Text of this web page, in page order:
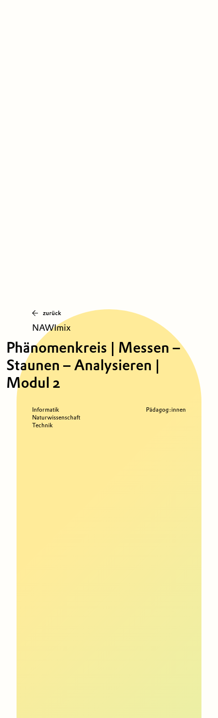
zurück
NAWImix
Phänomenkreis | Messen –
Staunen – Analysieren |
Modul 2
Informatik
Naturwissenschaft
Technik
Pädagog:innen